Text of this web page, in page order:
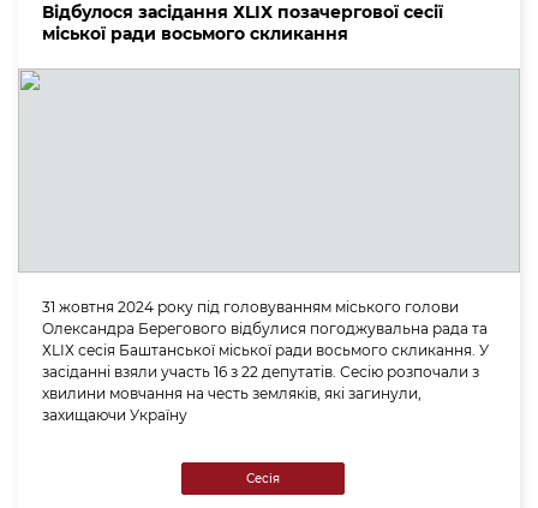
Відбулося засідання ХLІХ позачергової сесії
міської ради восьмого скликання
31 жовтня 2024 року під головуванням міського голови
Олександра Берегового відбулися погоджувальна рада та
ХLІХ сесія Баштанської міської ради восьмого скликання. У
засіданні взяли участь 16 з 22 депутатів. Сесію розпочали з
хвилини мовчання на честь земляків, які загинули,
захищаючи Україну
Сесія